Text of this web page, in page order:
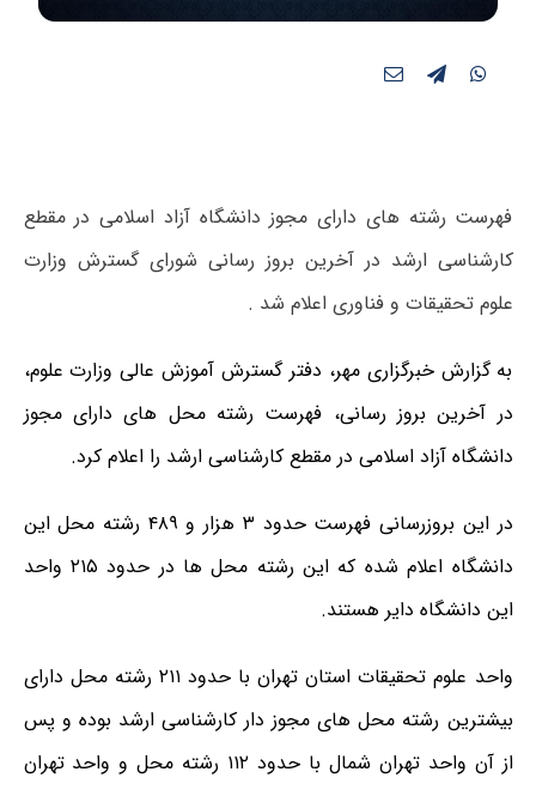
فهرست رشته های دارای مجوز دانشگاه آزاد اسلامی در مقطع
کارشناسی ارشد در آخرین بروز رسانی شورای گسترش وزارت
علوم تحقیقات و فناوری اعلام شد .
به گزارش خبرگزاری مهر، دفتر گسترش آموزش عالی وزارت علوم،
در آخرین بروز رسانی، فهرست رشته محل های دارای مجوز
دانشگاه آزاد اسلامی در مقطع کارشناسی ارشد را اعلام کرد.
در این بروزرسانی فهرست حدود ۳ هزار و ۴۸۹ رشته محل این
دانشگاه اعلام شده که این رشته محل ها در حدود ۲۱۵ واحد
این دانشگاه دایر هستند.
واحد علوم تحقیقات استان تهران با حدود ۲۱۱ رشته محل دارای
بیشترین رشته محل های مجوز دار کارشناسی ارشد بوده و پس
از آن واحد تهران شمال با حدود ۱۱۲ رشته محل و واحد تهران